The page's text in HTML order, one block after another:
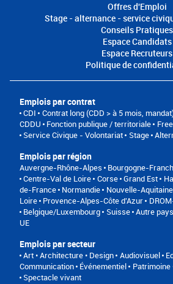
Offres d'Emploi
Stage - alternance - service
Conseils Pratiques
Espace Candidats
Espace Recruteurs
Politique de
Emplois par contrat
CDI Contrat long (CDD > à 5 mois,
CDDU
Fonction publique / territoriale
Service Civique - Volontariat
Stage
Emplois par région
Auvergne-Rhône-Alpes Bourgogne-
Centre-Val de Loire Corse Grand Est
de-France Normandie Nouvelle-Aquitaine
Loire Provence-Alpes-Côte d'Azur
Belgique/Luxembourg
Suisse Autre
UE
Emplois par secteur
Art • Architecture • Design Audiovisuel
Communication Événementiel
Patrimoine
Spectacle vivant